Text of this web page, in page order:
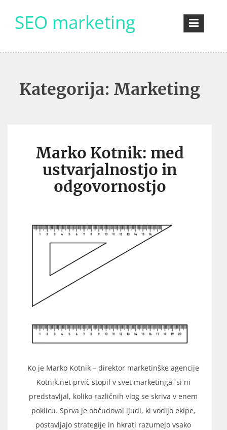
contentSEO marketing
Kategorija: Marketing
Marko Kotnik: med
ustvarjalnostjo in
odgovornostjo
Ko je Marko Kotnik – direktor marketinške agencije
Kotnik.net prvič stopil v svet marketinga, si ni
predstavljal, koliko različnih vlog se skriva v enem
poklicu. Sprva je občudoval ljudi, ki vodijo ekipe,
postavljajo strategije in hkrati razumejo vsako